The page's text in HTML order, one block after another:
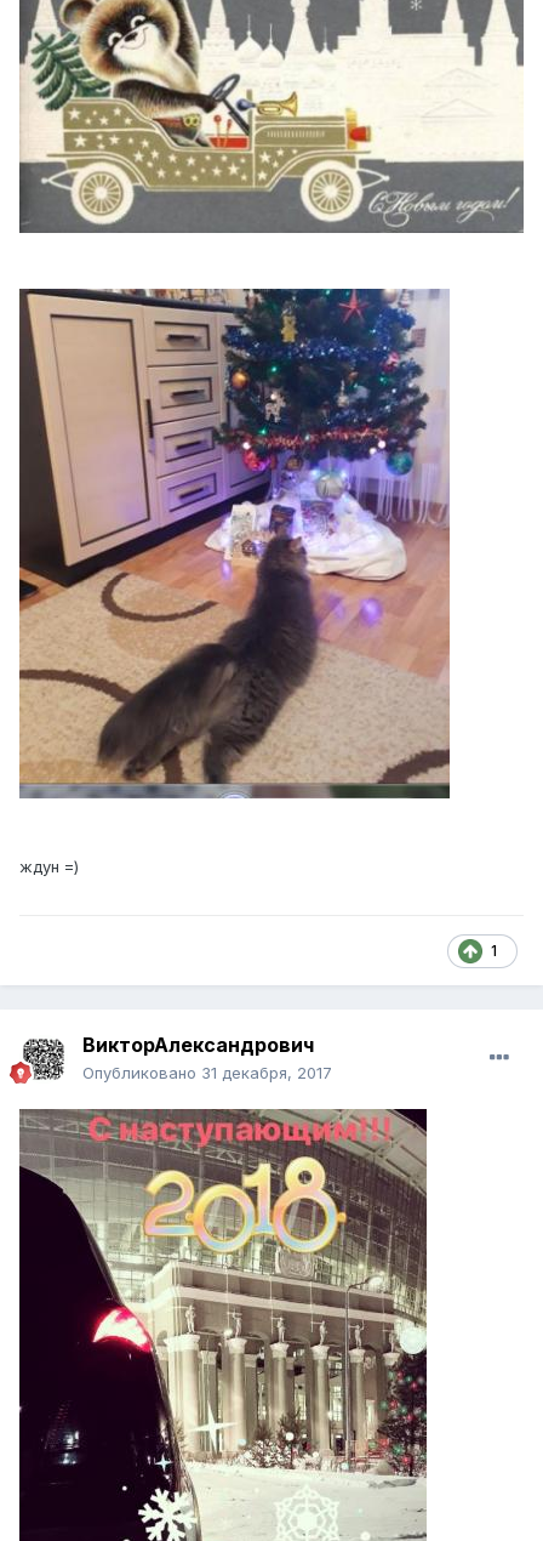
ждун =)
1
ВикторАлександрович
Опубликовано 31 декабря, 2017